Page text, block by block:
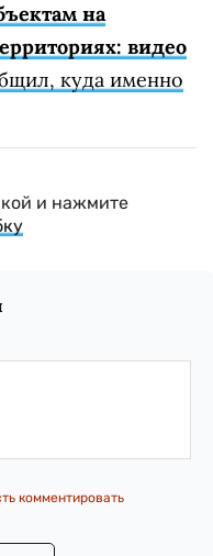
на
видео
куда именно
и нажмите
комментировать